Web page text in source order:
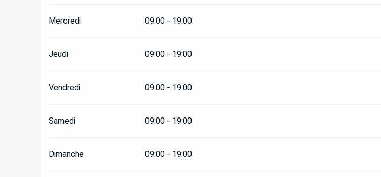
Mercredi 09:00 - 19:00
Jeudi 09:00 - 19:00
Vendredi 09:00 - 19:00
Samedi 09:00 - 19:00
Dimanche 09:00 - 19:00